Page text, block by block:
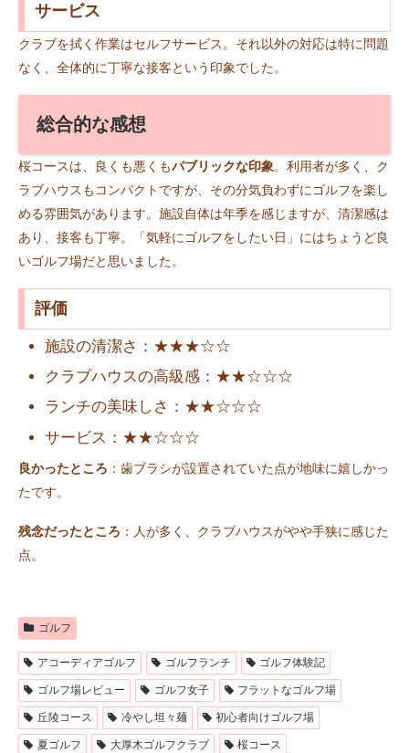
サービス
クラブを拭く作業はセルフサービス。それ以外の対応は特に問題
なく、全体的に丁寧な接客という印象でした。
総合的な感想
桜コースは、良くも悪くもパブリックな印象。利用者が多く、ク
ラブハウスもコンパクトですが、その分気負わずにゴルフを楽し
める雰囲気があります。施設自体は年季を感じますが、清潔感は
あり、接客も丁寧。「気軽にゴルフをしたい日」にはちょうど良
いゴルフ場だと思いました。
評価
施設の清潔さ：★★★☆☆
クラブハウスの高級感：★★☆☆☆
ランチの美味しさ：★★☆☆☆
サービス：★★☆☆☆
良かったところ ：歯ブラシが設置されていた点が地味に嬉しかっ
たです。
残念だったところ ：人が多く、クラブハウスがやや手狭に感じた
点。
ゴルフ
アコーディアゴルフ ゴルフランチ ゴルフ体験記
ゴルフ場レビュー ゴルフ女子 フラットなゴルフ場
丘陵コース 冷やし坦々麺 初心者向けゴルフ場
夏ゴルフ 大厚木ゴルフクラブ 桜コース